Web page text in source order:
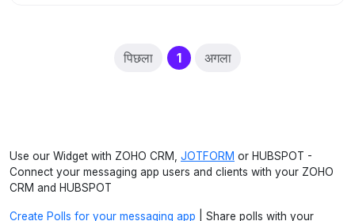
पिछला 1(current)
अगला
Use our Widget with ZOHO CRM, JOTFORM or HUBSPOT -
Connect your messaging app users and clients with your ZOHO
CRM and HUBSPOT
Create Polls for your messaging app | Share polls with your